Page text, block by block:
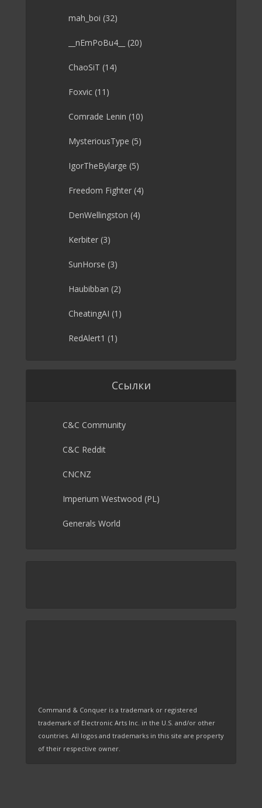
mah_boi (32)
__nEmPoBu4__ (20)
ChaoSiT (14)
Foxvic (11)
Comrade Lenin (10)
MysteriousType (5)
IgorTheBylarge (5)
Freedom Fighter (4)
DenWellingston (4)
Kerbiter (3)
SunHorse (3)
Haubibban (2)
CheatingAI (1)
RedAlert1 (1)
Ссылки
C&C Community
C&C Reddit
CNCNZ
Imperium Westwood (PL)
Generals World
Command & Conquer is a trademark or registered
trademark of Electronic Arts Inc. in the U.S. and/or other
countries. All logos and trademarks in this site are property
of their respective owner.